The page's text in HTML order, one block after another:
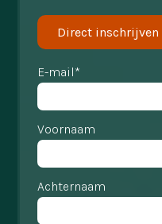
Direct inschrijven
E-mail*
Voornaam
Achternaam